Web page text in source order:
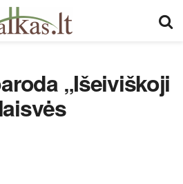
„Išeiviškoji